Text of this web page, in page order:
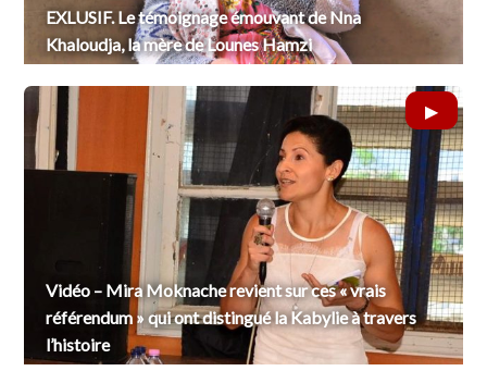
EXLUSIF. Le témoignage émouvant de Nna
Khaloudja, la mère de Lounes Hamzi
Vidéo – Mira Moknache revient sur ces « vrais
référendum » qui ont distingué la Kabylie à travers
l’histoire